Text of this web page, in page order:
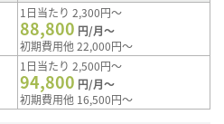
1日当たり 2,300円～
88,800 円/月～
初期費用他 22,000円～
1日当たり 2,500円～
94,800 円/月～
初期費用他 16,500円～